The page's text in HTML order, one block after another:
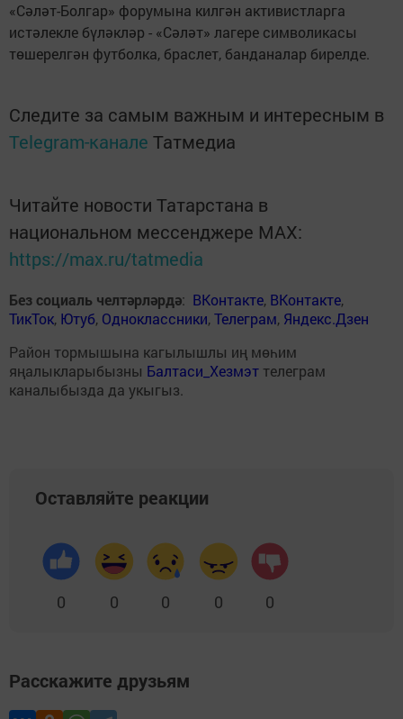
«Сәләт-Болгар» форумына килгән активистларга
истәлекле бүләкләр - «Сәләт» лагере символикасы
төшерелгән футболка, браслет, банданалар бирелде.
Следите за самым важным и интересным в
Telegram-канале Татмедиа
Читайте новости Татарстана в
национальном мессенджере MАХ:
https://max.ru/tatmedia
Без социаль челтәрләрдә: ВКонтакте, ВКонтакте,
ТикТок, Ютуб, Одноклассники,Телеграм, Яндекс.Дзен
Район тормышына кагылышлы иң мөһим
яңалыкларыбызны Балтаси_Хезмэт телеграм
каналыбызда да укыгыз.
Оставляйте реакции
0 0 0 0 0
Расскажите друзьям